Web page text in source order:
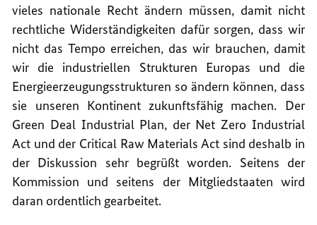
vieles nationale Recht ändern müssen, damit nicht
rechtliche Widerständigkeiten dafür sorgen, dass wir
nicht das Tempo erreichen, das wir brauchen, damit
wir die industriellen Strukturen Europas und die
Energieerzeugungsstrukturen so ändern können, dass
sie unseren Kontinent zukunftsfähig machen. Der
Green Deal Industrial Plan, der Net Zero Industrial
Act und der Critical Raw Materials Act sind deshalb in
der Diskussion sehr begrüßt worden. Seitens der
Kommission und seitens der Mitgliedstaaten wird
daran ordentlich gearbeitet.